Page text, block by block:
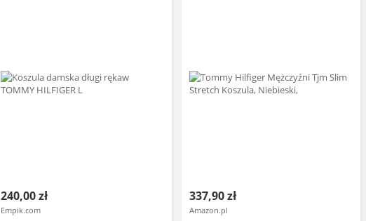
240,00 zł
Empik.com
337,90 zł
Amazon.pl